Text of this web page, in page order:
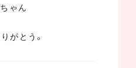
ゃん
がとう。